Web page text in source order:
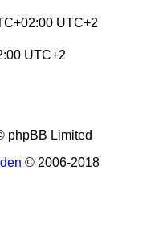
UTC+2
UTC+2
phpBB Limited
© 2006-2018